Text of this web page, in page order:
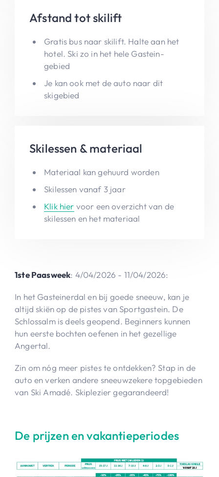
Afstand tot skilift
Gratis bus naar skilift. Halte aan het
hotel. Ski zo in het hele Gastein-
gebied
Je kan ook met de auto naar dit
skigebied
Skilessen & materiaal
Materiaal kan gehuurd worden
Skilessen vanaf 3 jaar
Klik hier voor een overzicht van de
skilessen en het materiaal
1ste Paasweek: 4/04/2026 - 11/04/2026:
In het Gasteinerdal en bij goede sneeuw, kan je
altijd skiën op de pistes van Sportgastein. De
Schlossalm is deels geopend. Beginners kunnen
hun eerste bochten oefenen in het gezellige
Angertal.
Zin om nóg meer pistes te ontdekken? Stap in de
auto en verken andere sneeuwzekere topgebieden
van Ski Amadé. Skiplezier gegarandeerd!
De prijzen en vakantieperiodes